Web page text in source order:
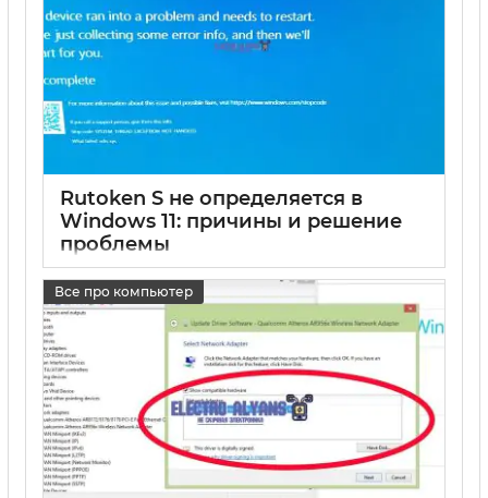
Rutoken S не определяется в
Windows 11: причины и решение
проблемы
17 05 2025 0
Все про компьютер